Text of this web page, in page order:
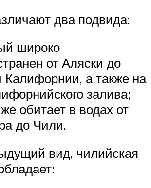
два подвида:
широко
от Аляски до
а также на
залива;
обитает в водах от
до Чили.
вид, чилийская